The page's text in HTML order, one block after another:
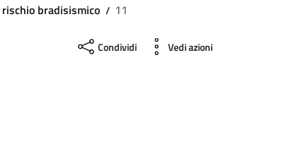
bradisismico 11
Condividi Vedi azioni